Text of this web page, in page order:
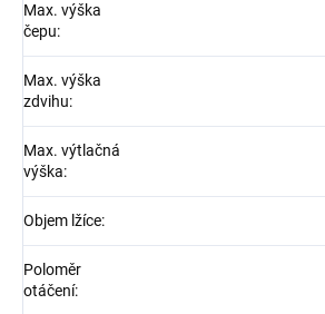
Max. výška
čepu:
Max. výška
zdvihu:
Max. výtlačná
výška:
Objem lžíce:
Poloměr
otáčení: